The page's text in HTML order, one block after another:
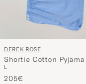
DEREK ROSE
Shortie Cotton Pyjama
Blue
L
205€